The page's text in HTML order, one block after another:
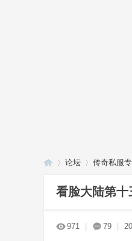
论坛 传奇私服
看脸大陆第
971 79